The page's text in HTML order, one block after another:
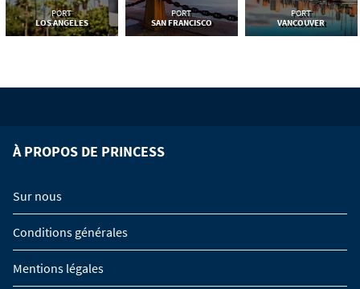
PORT
LOS ANGELES
PORT
SAN FRANCISCO
PORT
VANCOUVER
À PROPOS DE PRINCESS
Sur nous
Conditions générales
Mentions légales